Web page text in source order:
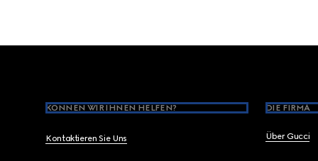
KÖNNEN WIR IHNEN HELFEN?
Kontaktieren Sie Uns
DIE FIRMA
Über Gucci